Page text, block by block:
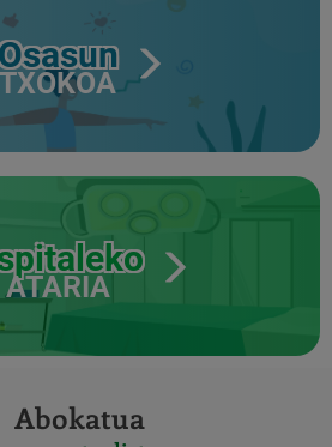
TXOKOA
ATARIA
Abokatua